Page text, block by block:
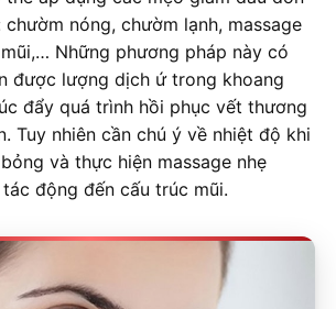
nóng, chườm lạnh, massage
Những phương pháp này có
được lượng dịch ứ trong khoang
đẩy quá trình hồi phục vết thương
Tuy nhiên cần chú ý về nhiệt độ khi
và thực hiện massage nhẹ
động đến cấu trúc mũi.